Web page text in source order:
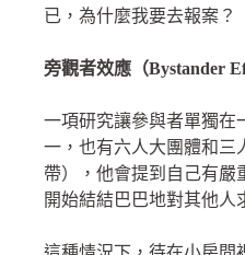
已，為什麼我要去報案？
旁觀者效應（Bystander
一項研究讓參與者單獨在
一，也有六人大團體和三
帶），他會提到自己有嚴
開始結結巴巴地對其他人